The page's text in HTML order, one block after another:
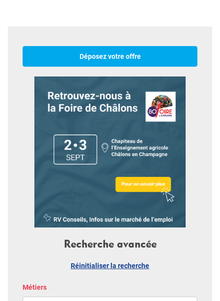
Déposez votre offre
Recherche avancée
Réinitialiser la recherche
Métiers